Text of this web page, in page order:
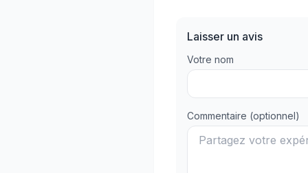
Laisser un avis
Votre nom
Commentaire (optionnel)